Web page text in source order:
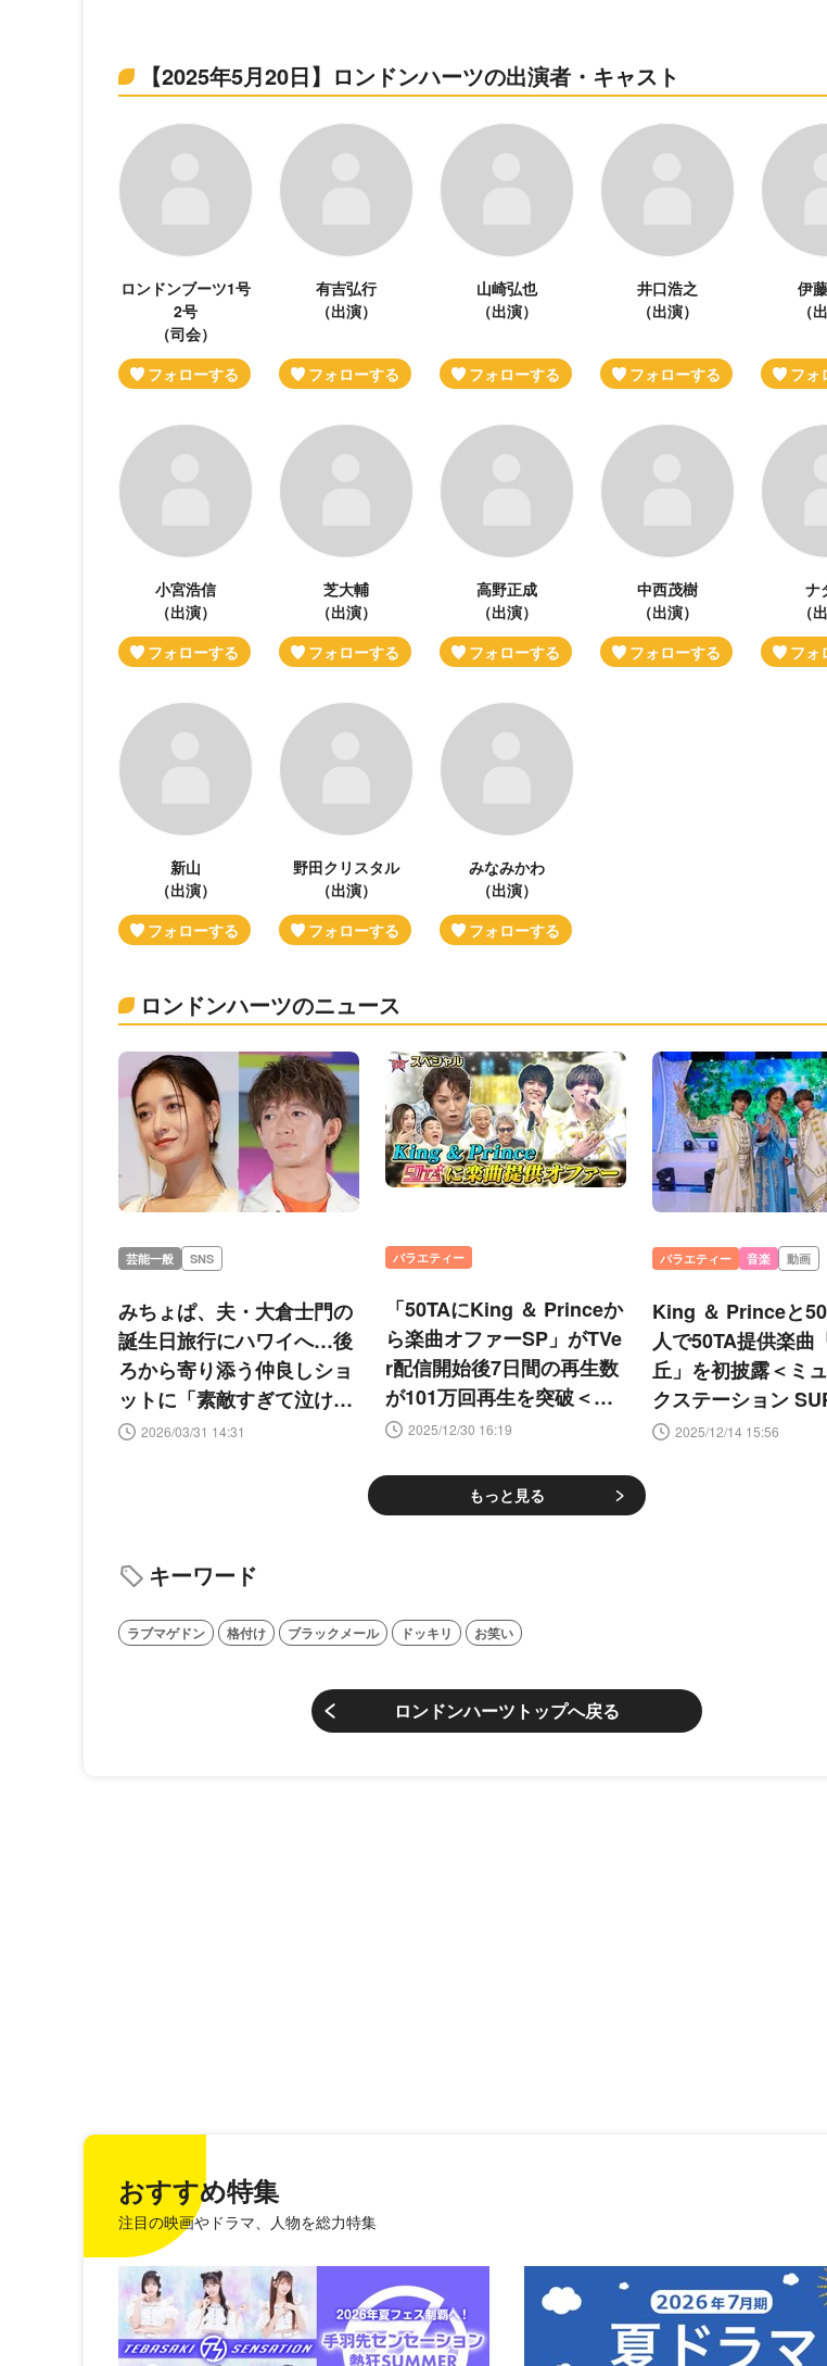
【2025年5月20日】ロンドンハーツの出演者・キャスト
ロンドンブーツ1号
2号
（司会）
有吉弘行
（出演）
山崎弘也
（出演）
井口浩之
（出演）
伊
（
小宮浩信
（出演）
芝大輔
（出演）
高野正成
（出演）
中西茂樹
（出演）
ナ
（
新山
（出演）
野田クリスタル
（出演）
みなみかわ
（出演）
ロンドンハーツのニュース
芸能一般 SNS
みちょぱ、夫・大倉士門の
誕生日旅行にハワイへ…後
ろから寄り添う仲良しショ
ットに「素敵すぎて泣けて
きた」の声
2026/03/31 14:31
バラエティー
「50TAにKing ＆ Princeか
ら楽曲オファーSP」がTVe
r配信開始後7日間の再生数
が101万回再生を突破＜ロ
ンドンハーツ＞
2025/12/30 16:19
バラエティー 音楽 動画
King ＆ Princeと
人で50TA提供楽曲
丘」を初披露＜ミ
クステーション
VE 2025＞
2025/12/14 15:56
もっと見る
キーワード
ラブマゲドン 格付け ブラックメール ドッキリ お笑い
ロンドンハーツトップへ戻る
おすすめ特集
注目の映画やドラマ、人物を総力特集